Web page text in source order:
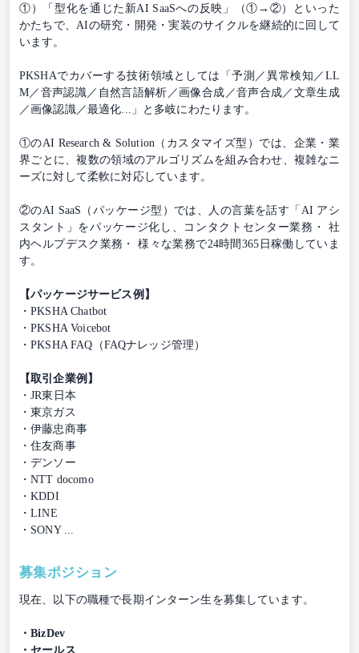
①）「型化を通じた新AI SaaSへの反映」（①→②）といった
かたちで、AIの研究・開発・実装のサイクルを継続的に回して
います。
PKSHAでカバーする技術領域としては「予測／異常検知／LL
M／音声認識／自然言語解析／画像合成／音声合成／文章生成
／画像認識／最適化...」と多岐にわたります。
①のAI Research & Solution（カスタマイズ型）では、企業・業
界ごとに、複数の領域のアルゴリズムを組み合わせ、複雑なニ
ーズに対して柔軟に対応しています。
②のAI SaaS（パッケージ型）では、⼈の⾔葉を話す「AI アシ
スタント」をパッケージ化し、コンタクトセンター業務・ 社
内ヘルプデスク業務・ 様々な業務で24時間365⽇稼働していま
す。
【パッケージサービス例】
・PKSHA Chatbot
・PKSHA Voicebot
・PKSHA FAQ（FAQナレッジ管理）
【取引企業例】
・JR東日本
・東京ガス
・伊藤忠商事
・住友商事
・デンソー
・NTT docomo
・KDDI
・LINE
・SONY ...
募集ポジション
現在、以下の職種で長期インターン生を募集しています。
・BizDev
・セールス